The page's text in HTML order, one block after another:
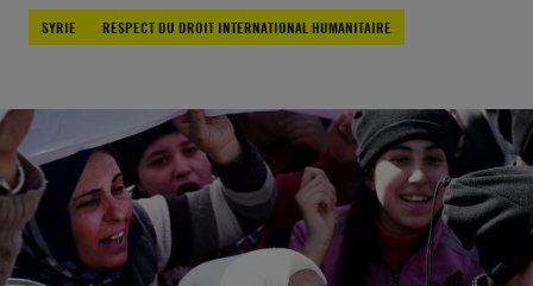
SYRIE
RESPECT DU DROIT INTERNATIONAL HUMANITAIRE